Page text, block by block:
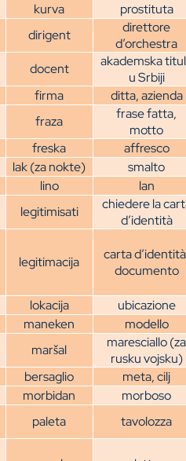
kurva
prostituta
dirigent
direttore
d’orchestra
docent
akademska
u Srbiji
firma
ditta, azienda
fraza
frase fatta,
motto
freska
affresco
lak (za nokte)
smalto
lino
lan
legitimisati
chiedere la
d’identità
legitimacija
carta
documento
lokacija
ubicazione
maneken
modello
maršal
maresciallo (za
rusku vojsku)
bersaglio
meta, cilj
morbidan
morboso
paleta tavolozza